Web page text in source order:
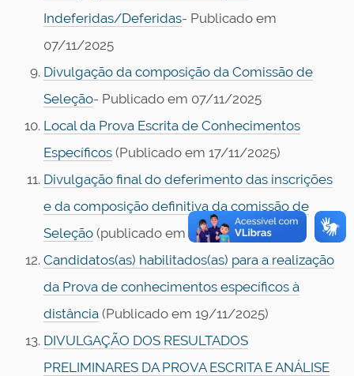
Indeferidas/Deferidas- Publicado em
07/11/2025
Divulgação da composição da Comissão de
Seleção- Publicado em 07/11/2025
Local da Prova Escrita de Conhecimentos
Específicos (Publicado em 17/11/2025)
Divulgação final do deferimento das inscrições
e da composição definitiva da comissão de
Seleção (publicado em 19/11/2025)
Candidatos(as) habilitados(as) para a realização
da Prova de conhecimentos específicos à
distância (Publicado em 19/11/2025)
DIVULGAÇÃO DOS RESULTADOS
PRELIMINARES DA PROVA ESCRITA E ANÁLISE